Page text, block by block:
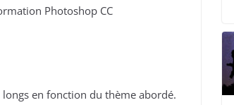
Photoshop CC
en fonction du thème abordé.